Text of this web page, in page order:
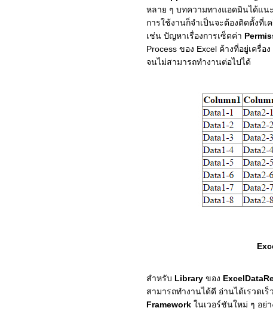
หลาย ๆ บทความทางแอดมินได้แน
การใช้งานก็จำเป็นจะต้องติดตั้งที่
เช่น ปัญหาเรื่องการเซ็ตค่า
Process ของ Excel ค้างที่อยู่เครื่อ
จนไม่สามารถทำงานต่อไปได้
สำหรับ Library ของ
สามารถทำงานได้ดี อ่านได้เรวดเ
Framework ในเวอร์ชันใหม่ ๆ อย่